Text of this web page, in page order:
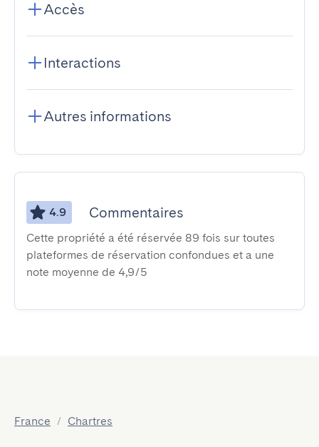
Accès
Interactions
Autres informations
4.9 Commentaires
Cette propriété a été réservée 89 fois sur toutes
plateformes de réservation confondues et a une
note moyenne de 4,9/5
France / Chartres